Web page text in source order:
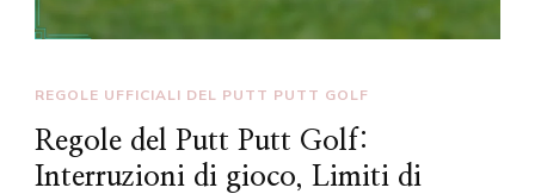
REGOLE UFFICIALI DEL PUTT PUTT GOLF
Regole del Putt Putt Golf:
Interruzioni di gioco, Limiti di